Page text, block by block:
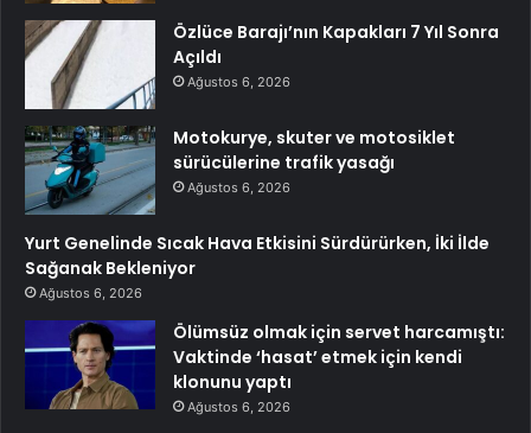
Özlüce Barajı’nın Kapakları 7 Yıl Sonra
Açıldı
Ağustos 6, 2026
Motokurye, skuter ve motosiklet
sürücülerine trafik yasağı
Ağustos 6, 2026
Yurt Genelinde Sıcak Hava Etkisini Sürdürürken, İki İlde
Sağanak Bekleniyor
Ağustos 6, 2026
Ölümsüz olmak için servet harcamıştı:
Vaktinde ‘hasat’ etmek için kendi
klonunu yaptı
Ağustos 6, 2026